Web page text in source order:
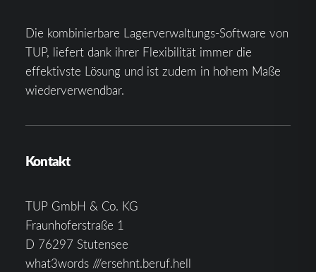
Die kombinierbare Lagerverwaltungs-Software von
TUP, liefert dank ihrer Flexibilität immer die
effektivste Lösung und ist zudem in hohem Maße
wiederverwendbar.
Kontakt
TUP GmbH & Co. KG
Fraunhoferstraße 1
D 76297 Stutensee
what3words ///ersehnt.beruf.hell